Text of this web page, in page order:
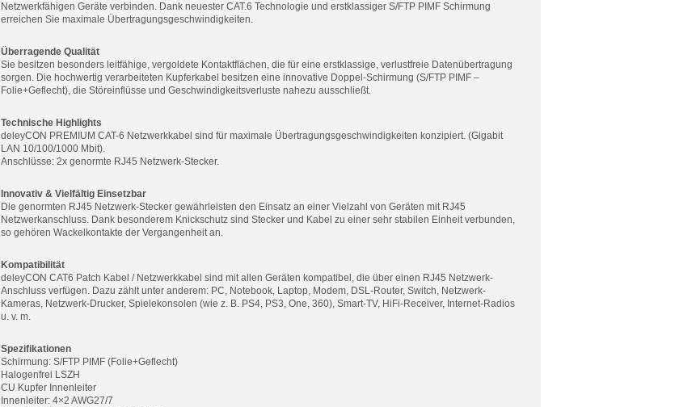
Netzwerkfähigen Geräte verbinden. Dank neuester CAT.6 Technologie und erstklassiger S/FTP PIMF Schirmung
erreichen Sie maximale Übertragungsgeschwindigkeiten.
Überragende Qualität
Sie besitzen besonders leitfähige, vergoldete Kontaktflächen, die für eine erstklassige, verlustfreie Datenübertragung
sorgen. Die hochwertig verarbeiteten Kupferkabel besitzen eine innovative Doppel-Schirmung (S/FTP PIMF –
Folie+Geflecht), die Störeinflüsse und Geschwindigkeitsverluste nahezu ausschließt.
Technische Highlights
deleyCON PREMIUM CAT-6 Netzwerkkabel sind für maximale Übertragungsgeschwindigkeiten konzipiert. (Gigabit
LAN 10/100/1000 Mbit).
Anschlüsse: 2x genormte RJ45 Netzwerk-Stecker.
Innovativ & Vielfältig Einsetzbar
Die genormten RJ45 Netzwerk-Stecker gewährleisten den Einsatz an einer Vielzahl von Geräten mit RJ45
Netzwerkanschluss. Dank besonderem Knickschutz sind Stecker und Kabel zu einer sehr stabilen Einheit verbunden,
so gehören Wackelkontakte der Vergangenheit an.
Kompatibilität
deleyCON CAT6 Patch Kabel / Netzwerkkabel sind mit allen Geräten kompatibel, die über einen RJ45 Netzwerk-
Anschluss verfügen. Dazu zählt unter anderem: PC, Notebook, Laptop, Modem, DSL-Router, Switch, Netzwerk-
Kameras, Netzwerk-Drucker, Spielekonsolen (wie z. B. PS4, PS3, One, 360), Smart-TV, HiFi-Receiver, Internet-Radios
u. v. m.
Spezifikationen
Schirmung: S/FTP PIMF (Folie+Geflecht)
Halogenfrei LSZH
CU Kupfer Innenleiter
Innenleiter: 4×2 AWG27/7